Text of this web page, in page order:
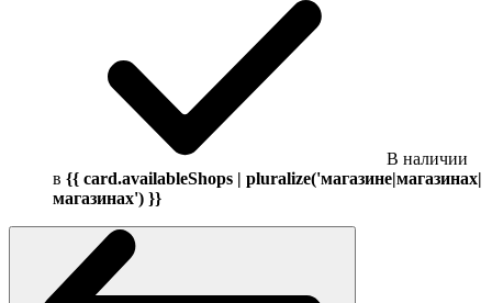
В наличии
в {{ card.availableShops | pluralize('магазине|магазинах|
магазинах') }}